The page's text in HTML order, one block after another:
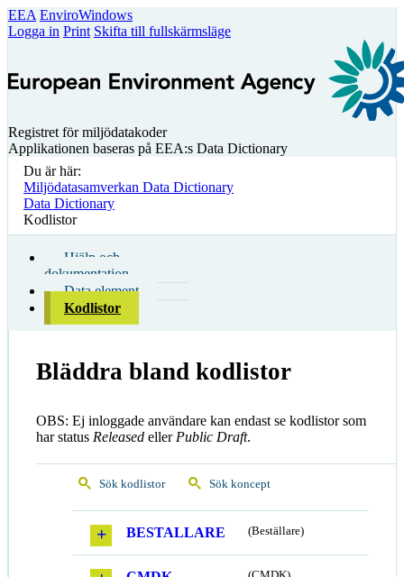
EEA EnviroWindows
Logga in Print Skifta till fullskärmsläge
Registret för miljödatakoder
Applikationen baseras på EEA:s Data Dictionary
Du är här:
Miljödatasamverkan Data Dictionary
Data Dictionary
Kodlistor
Hjälp och
dokumentation
Data element
Kodlistor
Bläddra bland kodlistor
OBS: Ej inloggade användare kan endast se kodlistor som
har status Released eller Public Draft.
Sök kodlistor Sök koncept
BESTALLARE (Beställare)